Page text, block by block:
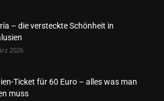
– die versteckte Schönheit in
2026
Ticket für 60 Euro – alles was man
muss